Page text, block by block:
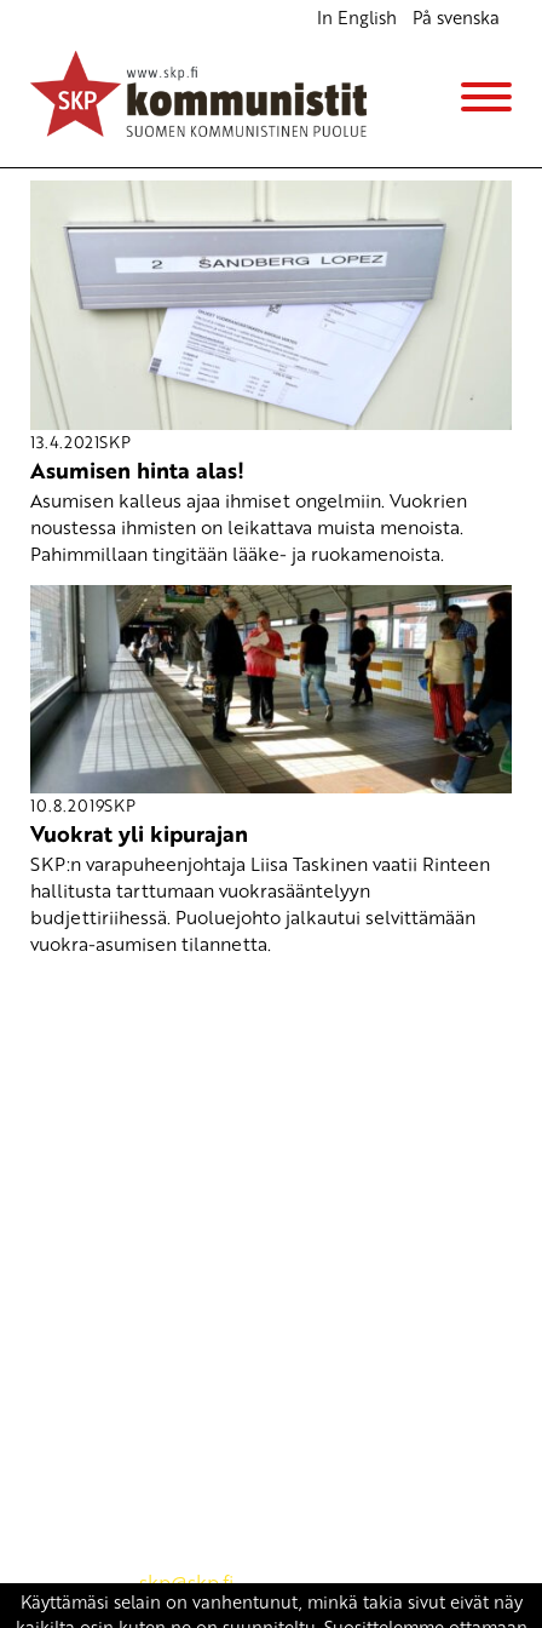
In English På svenska
Vuokrasääntely
13.4.2021SKP
Asumisen hinta alas!
Asumisen kalleus ajaa ihmiset ongelmiin. Vuokrien
noustessa ihmisten on leikattava muista menoista.
Pahimmillaan tingitään lääke- ja ruokamenoista.
10.8.2019SKP
Vuokrat yli kipurajan
SKP:n varapuheenjohtaja Liisa Taskinen vaatii Rinteen
hallitusta tarttumaan vuokrasääntelyyn
budjettiriihessä. Puoluejohto jalkautui selvittämään
vuokra-asumisen tilannetta.
Sähköposti:skp@skp.fi